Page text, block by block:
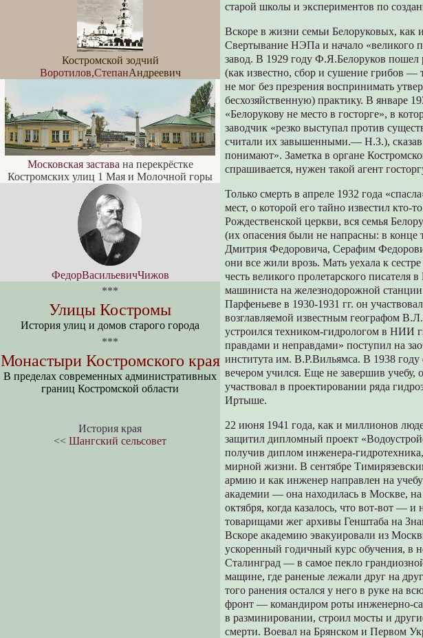
старой школы и экспериментов по
Вскоре в жизни семьи Белоруковых,
Свертывание НЭПа и начало «великого
завод. В 1929 году Ф.Я.Белоруков пошел
(как известно, сбор и сушение грибов
не мог без презрения воспринимать
бесхозяйственную) практику. В январе
«Белорукову не место в госторге», в
заводчик «резко выступал против
считали их завышенными.— Н.З.),
понимают». Заметка в органе
спрашивается, нужен такой агент
Только смерть в апреле 1932 года
мест, о которой его тайно известил
Рождественской церкви, вся семья
(их опасения были не напрасны: в конце
Дмитрия Федоровича, Серафим
они все жили врозь. Мать уехала к
честь великого пролетарского
машиниста на железнодорожной
Парфеньеве в 1930-1931 гг. он
возглавляемой известным географом
устроился техником-гидрологом в НИИ
правдами и неправдами» поступил на
института им. В.Р.Вильямса. В 1938
вечером учился. Еще не завершив учебу,
участвовал в проектировании ряда
Иртыше.
22 июня 1941 года, как и миллионов
защитил дипломный проект
получив диплом инженера-
мирной жизни. В сентябре
армию и как инженер направлен на
академии — она находилась в Москве,
октября, когда казалось, что вот-вот —
товарищами жег архивы Генштаба на
Вскоре академию эвакуировали из
ускоренный годичный курс обучения, в
Сталинград — в самое пекло
мащине, где раненые лежали друг на
того ранения остался у него в руке на
фронт — командиром роты инженерно-
в разминировании, строил мосты и
смерти. Воевал на Брянском и Первом
Костромской зодчий
Воротилов,СтепанАндреевич
Московская застава на перекрёстке
Костромских улиц 1 Мая и Молочной горы
ФедорВасильевичЧижов
***
Улицы Костромы
История улиц и домов старого города
***
Монастыри Костромского края
В пределах современных административных
границ Костромской области
История края
<< Шангский сельсовет